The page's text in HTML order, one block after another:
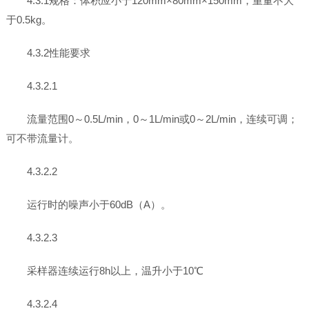
于0.5kg。
4.3.2性能要求
4.3.2.1
流量范围0～0.5L/min，0～1L/min或0～2L/min，连续可调；
可不带流量计。
4.3.2.2
运行时的噪声小于60dB（A）。
4.3.2.3
采样器连续运行8h以上，温升小于10℃
4.3.2.4